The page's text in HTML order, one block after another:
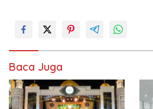
Baca Juga